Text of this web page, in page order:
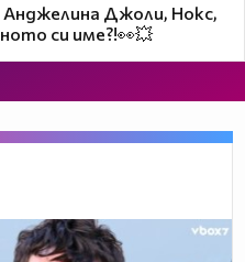
Джоли, Нокс,
си име?!👀💥